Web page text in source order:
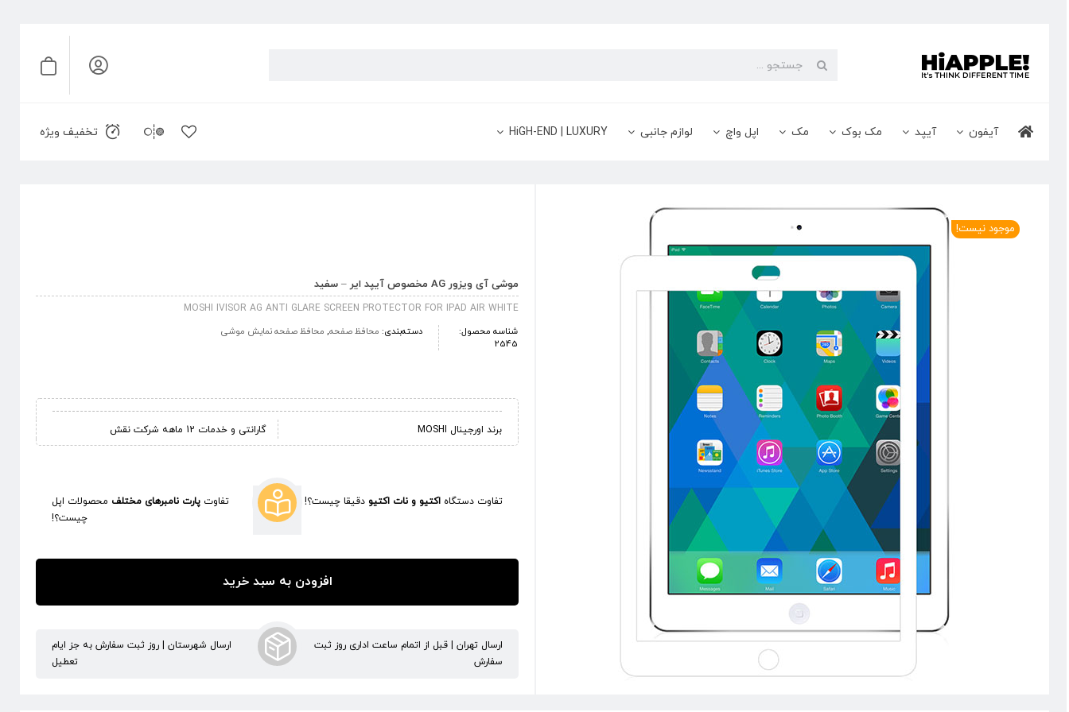
content
جستجو
آیفون آیپد مک بوک مک اپل واچ لوازم جانبی HiGH-END | LUXURY تخفیف ویژه
موجود نیست!
موشی آی ویزور AG مخصوص آیپد ایر – سفید
MOSHI IVISOR AG ANTI GLARE SCREEN PROTECTOR FOR IPAD AIR WHITE
شناسه محصول:
2545
دسته‌بندی: محافظ صفحه, محافظ صفحه نمایش موشی
برند اورجینال MOSHI گارانتی و خدمات 12 ماهه شرکت نقش
تفاوت دستگاه اکتیو و نات اکتیو دقیقا چیست؟! تفاوت پارت نامبرهای مختلف محصولات اپل
چیست؟!
افزودن به سبد خرید
ارسال تهران | قبل از اتمام ساعت اداری روز ثبت
سفارش
ارسال شهرستان | روز ثبت سفارش به جز ایام
تعطیل